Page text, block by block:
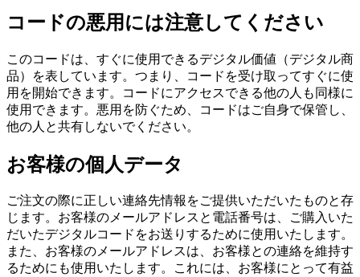
コードの悪用には注意してください
このコードは、すぐに使用できるデジタル価値（デジタル商
品）を表しています。つまり、コードを受け取ってすぐに使
用を開始できます。コードにアクセスできる他の人も同様に
使用できます。悪用を防ぐため、コードはご自身で保管し、
他の人と共有しないでください。
お客様の個人データ
ご注文の際に正しい連絡先情報をご提供いただいたものと存
じます。お客様のメールアドレスと電話番号は、ご購入いた
だいたデジタルコードをお送りするために使用いたします。
また、お客様のメールアドレスは、お客様との連絡を維持す
るためにも使用いたします。これには、お客様にとって有益